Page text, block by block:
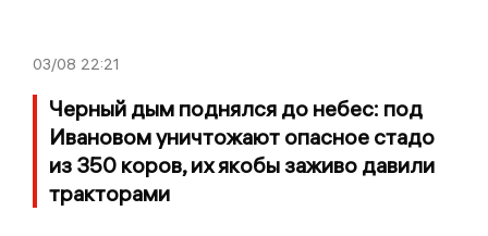
03/08 22:21
Черный дым поднялся до небес: под
Ивановом уничтожают опасное стадо
из 350 коров, их якобы заживо давили
тракторами